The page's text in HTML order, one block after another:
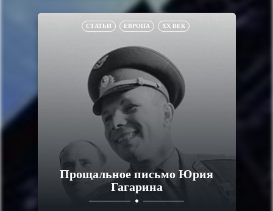
СТАТЬИ ЕВРОПА XX ВЕК
Прощальное письмо Юрия
Гагарина